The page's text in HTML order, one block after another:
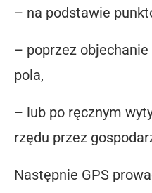
– na podstawie
– poprzez
pola,
– lub po ręcznym
rzędu przez
Następnie GPS